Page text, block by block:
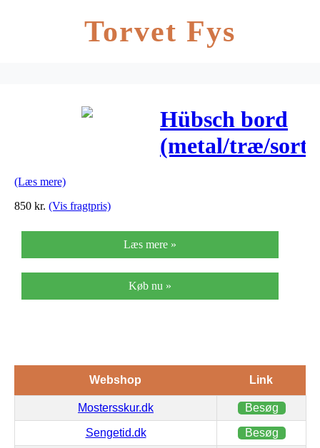
Torvet Fys
Hübsch bord
(metal/træ/sort/
(Læs mere)
850 kr. (Vis fragtpris)
Læs mere »
Køb nu »
Webshop Link
Mostersskur.dk Besøg
Sengetid.dk Besøg